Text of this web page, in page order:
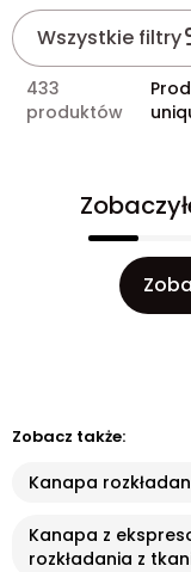
Wszystkie filtry
433
produktów
Zobacz także:
Kanapa
Kanapa z
rozkładania z